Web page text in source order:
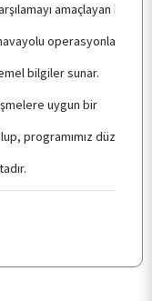
amaçlayan bu
operasyonları ve
bilgiler sunar.
uygun bir
programımız düzenli